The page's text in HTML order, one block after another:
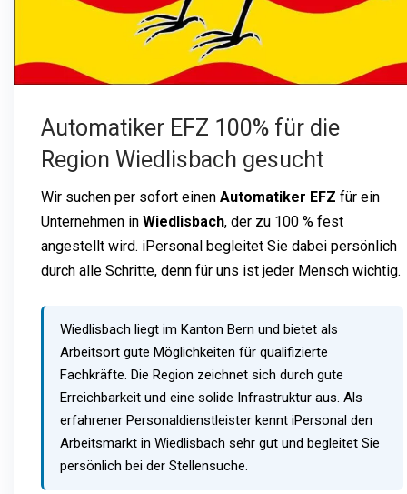
Automatiker EFZ 100% für die
Region Wiedlisbach gesucht
Wir suchen per sofort einen Automatiker EFZ für ein
Unternehmen in Wiedlisbach, der zu 100 % fest
angestellt wird. iPersonal begleitet Sie dabei persönlich
durch alle Schritte, denn für uns ist jeder Mensch wichtig.
Wiedlisbach liegt im Kanton Bern und bietet als
Arbeitsort gute Möglichkeiten für qualifizierte
Fachkräfte. Die Region zeichnet sich durch gute
Erreichbarkeit und eine solide Infrastruktur aus. Als
erfahrener Personaldienstleister kennt iPersonal den
Arbeitsmarkt in Wiedlisbach sehr gut und begleitet Sie
persönlich bei der Stellensuche.